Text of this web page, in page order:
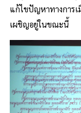
แก้ไขปัญหาทางการเ
เผชิญอยู่ในขณะนี้